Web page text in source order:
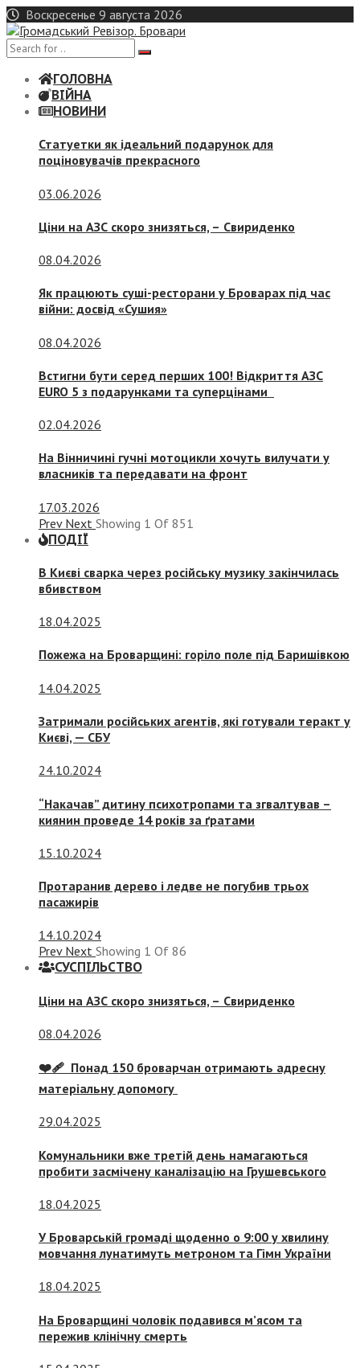
Skip
to
content
Воскресенье 9 августа 2026
ГОЛОВНА
ВІЙНА
НОВИНИ
Статуетки як ідеальний подарунок для
поціновувачів прекрасного
03.06.2026
Ціни на АЗС скоро знизяться, – Свириденко
08.04.2026
Як працюють суші-ресторани у Броварах під час
війни: досвід «Сушия»
08.04.2026
Встигни бути серед перших 100! Відкриття АЗС
EURO 5 з подарунками та суперцінами
02.04.2026
На Вінничині гучні мотоцикли хочуть вилучати у
власників та передавати на фронт
17.03.2026
Prev Next Showing 1 Of 851
ПОДІЇ
В Києві сварка через російську музику закінчилась
вбивством
18.04.2025
Пожежа на Броварщині: горіло поле під Баришівкою
14.04.2025
Затримали російських агентів, які готували теракт у
Києві, — СБУ
24.10.2024
“Накачав” дитину психотропами та згвалтував –
киянин проведе 14 років за ґратами
15.10.2024
Протаранив дерево і ледве не погубив трьох
пасажирів
14.10.2024
Prev Next Showing 1 Of 86
СУСПIЛЬСТВО
Ціни на АЗС скоро знизяться, – Свириденко
08.04.2026
❤️‍🩹 Понад 150 броварчан отримають адресну
матеріальну допомогу
29.04.2025
Комунальники вже третій день намагаються
пробити засмічену каналізацію на Грушевського
18.04.2025
У Броварській громаді щоденно о 9:00 у хвилину
мовчання лунатимуть метроном та Гімн України
18.04.2025
На Броварщині чоловік подавився м’ясом та
пережив клінічну смерть